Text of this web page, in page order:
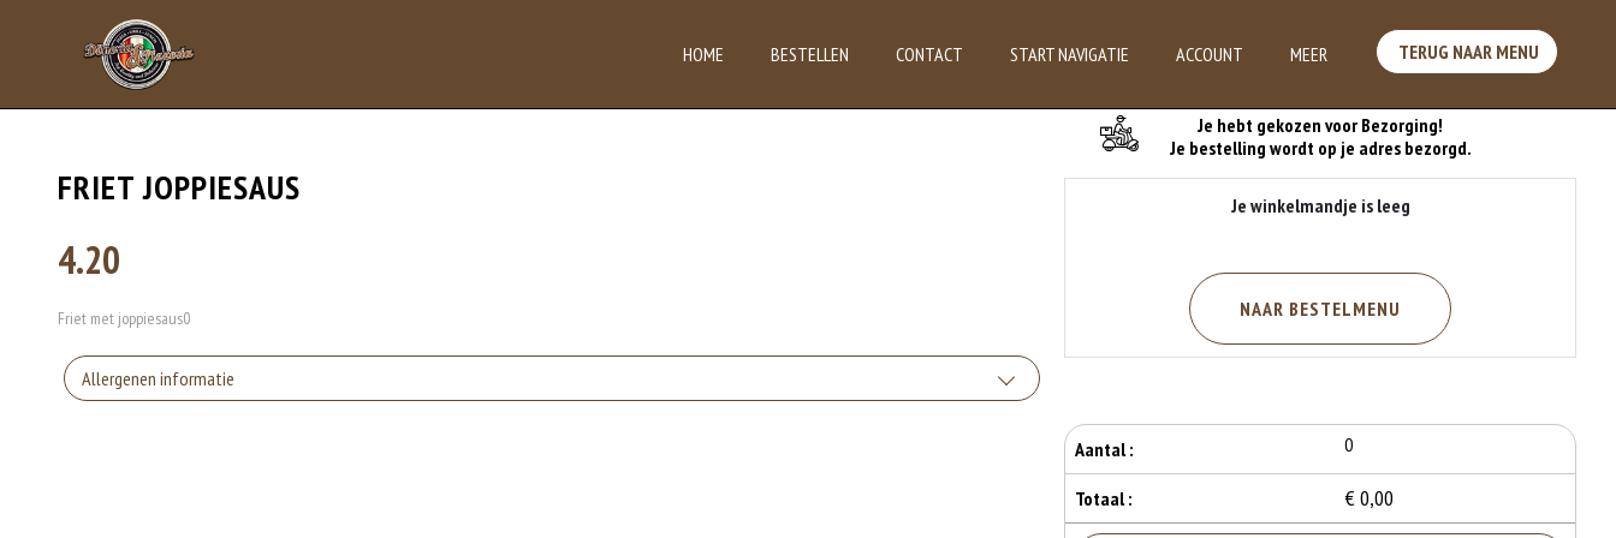
HOME BESTELLEN CONTACT START NAVIGATIE ACCOUNT MEER TERUG NAAR MENU
FRIET JOPPIESAUS
4.20
Friet met joppiesaus0
Allergenen informatie
Je hebt gekozen voor Bezorging!
Je bestelling wordt op je adres bezorgd.
Je winkelmandje is leeg
NAAR BESTELMENU
Aantal : 0
Totaal : € 0,00
Je Bestelling